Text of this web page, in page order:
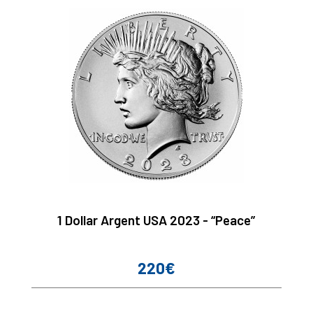
1 Dollar Argent USA 2023 - “Peace”
Prix
220€